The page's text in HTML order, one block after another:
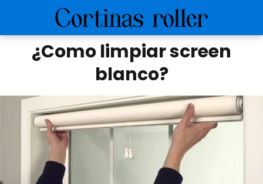
¿Como limpiar screen
blanco?